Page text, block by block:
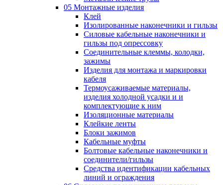
05 Монтажные изделия
Клей
Изолированные наконечники и гильзы
Силовые кабельные наконечники и
гильзы под опрессовку
Соединительные клеммы, колодки,
зажимы
Изделия для монтажа и маркировки
кабеля
Термоусаживаемые материалы,
изделия холодной усадки и и
комплектующие к ним
Изоляционные материалы
Клейкие ленты
Блоки зажимов
Кабельные муфты
Болтовые кабельные наконечники и
соединители/гильзы
Средства идентификации кабельных
линий и ограждения